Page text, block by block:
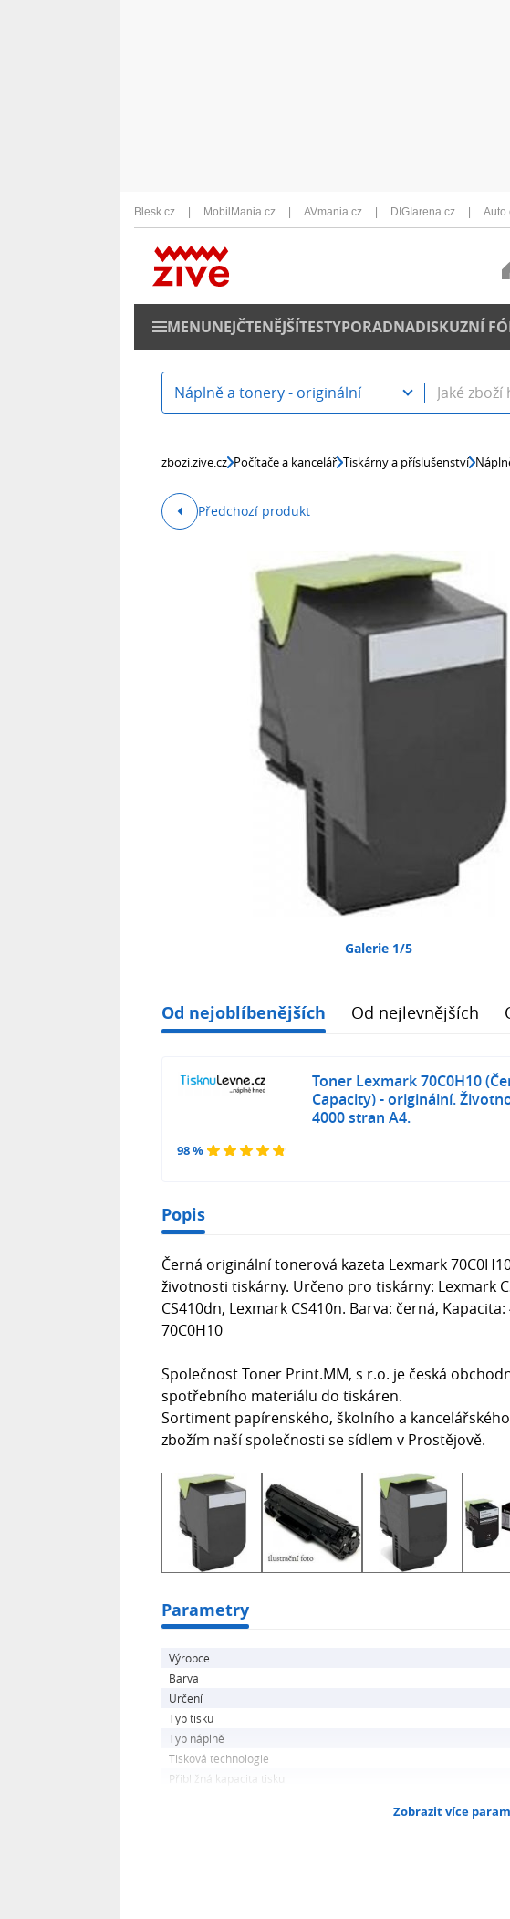
Blesk.cz MobilMania.cz AVmania.cz DIGIarena.cz
MENUNEJČTENĚJŠÍTESTYPORADNADISKUZNÍ
Náplně a tonery - originální
zbozi.zive.cz Počítače a kancelář Tiskárny a příslušenství
Předchozí produkt
Galerie 1/5
Od nejoblíbenějších Od nejlevnějších
98 %
Toner Lexmark 70C0H10
Capacity) - originální.
4000 stran A4.
Popis
Černá originální tonerová kazeta Lexmark
životnosti tiskárny. Určeno pro tiskárny: Lexmark
CS410dn, Lexmark CS410n. Barva: černá,
70C0H10
Společnost Toner Print.MM, s r.o. je česká
spotřebního materiálu do tiskáren.
Sortiment papírenského, školního a
zbožím naší společnosti se sídlem v Prostějově.
Parametry
Výrobce
Barva
Určení
Typ tisku
Typ náplně
Tisková technologie
Přibližná kapacita tisku
Zobrazit více